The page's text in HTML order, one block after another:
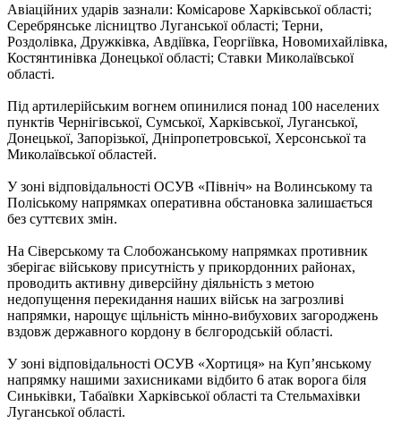
Авіаційних ударів зазнали: Комісарове Харківської області;
Серебрянське лісництво Луганської області; Терни,
Роздолівка, Дружківка, Авдіївка, Георгіївка, Новомихайлівка,
Костянтинівка Донецької області; Ставки Миколаївської
області.
Під артилерійським вогнем опинилися понад 100 населених
пунктів Чернігівської, Сумської, Харківської, Луганської,
Донецької, Запорізької, Дніпропетровської, Херсонської та
Миколаївської областей.
У зоні відповідальності ОСУВ «Північ» на Волинському та
Поліському напрямках оперативна обстановка залишається
без суттєвих змін.
На Сіверському та Слобожанському напрямках противник
зберігає військову присутність у прикордонних районах,
проводить активну диверсійну діяльність з метою
недопущення перекидання наших військ на загрозливі
напрямки, нарощує щільність мінно-вибухових загороджень
вздовж державного кордону в бєлгородській області.
У зоні відповідальності ОСУВ «Хортиця» на Куп’янському
напрямку нашими захисниками відбито 6 атак ворога біля
Синьківки, Табаївки Харківської області та Стельмахівки
Луганської області.